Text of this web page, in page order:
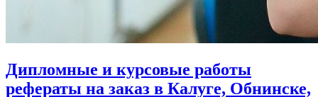
Дипломные и курсовые работы
рефераты на заказ в Калуге, Обнинске,